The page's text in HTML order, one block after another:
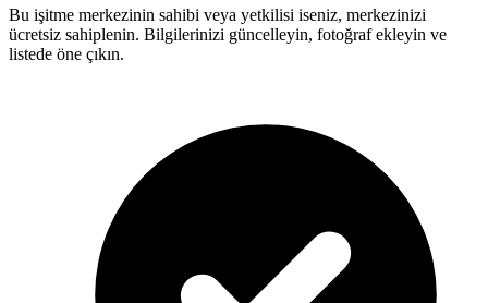
Bu işitme merkezinin sahibi veya yetkilisi iseniz, merkezinizi
ücretsiz sahiplenin. Bilgilerinizi güncelleyin, fotoğraf ekleyin ve
listede öne çıkın.